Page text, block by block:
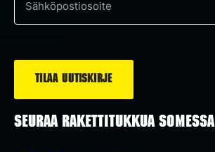
Sähköposti
SEURAA RAKETTITUKKUA SOMESSA